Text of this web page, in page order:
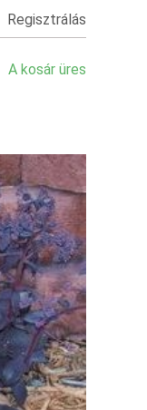
Regisztrálás
A kosár üres